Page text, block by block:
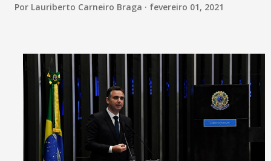
Por Lauriberto Carneiro Braga fevereiro 01, 2021